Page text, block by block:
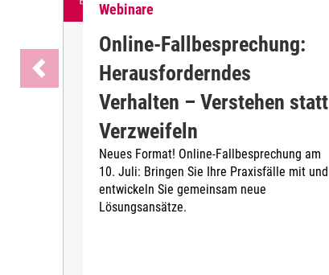
Webinare
Online-Fallbesprechung:
Herausforderndes
Verhalten – Verstehen statt
Verzweifeln
Neues Format! Online-Fallbesprechung am
10. Juli: Bringen Sie Ihre Praxisfälle mit und
entwickeln Sie gemeinsam neue
Lösungsansätze.